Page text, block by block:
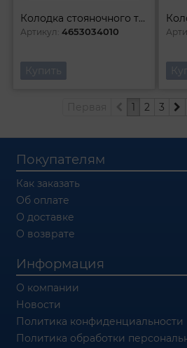
Колодка стояночного тормоза
Артикул:4653034010
Купить
1 2 3
Покупателям
Как заказать
Об оплате
О доставке
О возврате
Информация
О компании
Новости
Политика конфиденциальности
Политика обработки